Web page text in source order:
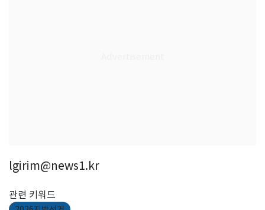
lgirim@news1.kr
관련 키워드